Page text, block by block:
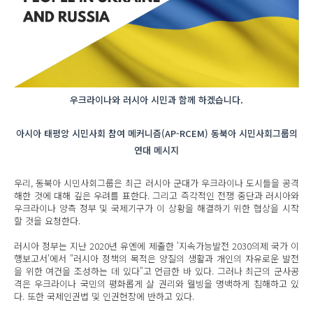
우크라이나와 러시아 시민과 함께 하겠습니다.
아시아 태평앙 시민사회 참여 메커니즘(AP-RCEM) 동북아 시민사회그룹의
연대 메시지
우리, 동북아 시민사회그룹은 최근 러시아 군대가 우크라이나 도시들을 공격
해한 것에 대해 깊은 우려를 표한다. 그리고 즉각적인 전쟁 중단과 러시아와
우크라이나 양측 정부 및 국제기구가 이 상황을 해결하기 위한 협상을 시작
할 것을 요청한다.
러시아 정부는 지난 2020년 유엔에 제출한 '지속가능발전 2030의제 국가 이
행보고서'에서 "러시아 정책의 목적은 양질의 생활과 개인의 자유로운 발전
을 위한 여건을 조성하는 데 있다"고 언급한 바 있다. 그러나 최근의 군사공
격은 우크라이나 국민의 평화롭게 살 권리와 웰빙을 명백하게 침해하고 있
다. 또한 국제인권법 및 인권헌장에 반하고 있다.